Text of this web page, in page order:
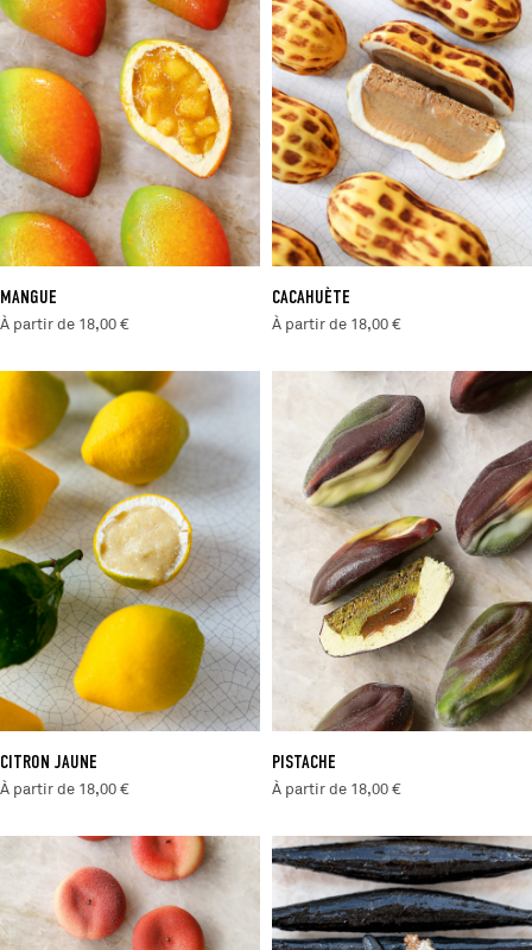
MANGUE
À partir de 18,00 €
CACAHUÈTE
À partir de 18,00 €
CITRON JAUNE
À partir de 18,00 €
PISTACHE
À partir de 18,00 €